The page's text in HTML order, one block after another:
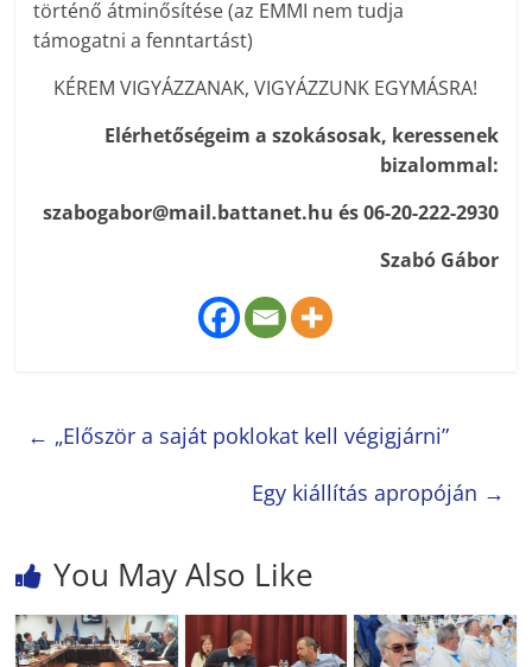
történő átminősítése (az EMMI nem tudja
támogatni a fenntartást)
KÉREM VIGYÁZZANAK, VIGYÁZZUNK EGYMÁSRA!
Elérhetőségeim a szokásosak, keressenek
bizalommal:
szabogabor@mail.battanet.hu és 06-20-222-2930
Szabó Gábor
← „Először a saját poklokat kell végigjárni”
Egy kiállítás apropóján →
You May Also Like